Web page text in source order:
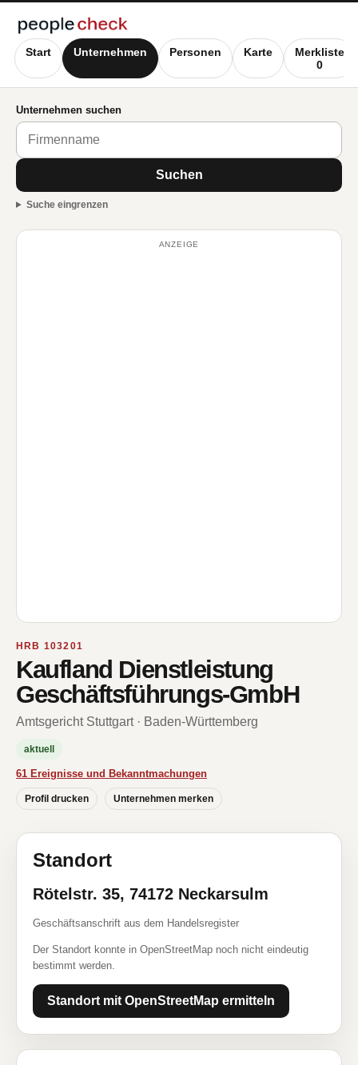
Start Unternehmen Personen Karte
Merkliste
0
Unternehmen suchen
Suchen
Suche eingrenzen
ANZEIGE
HRB 103201
Kaufland Dienstleistung
Geschäftsführungs-GmbH
Amtsgericht Stuttgart · Baden-Württemberg
aktuell
61 Ereignisse und Bekanntmachungen
Profil drucken Unternehmen merken
Standort
Rötelstr. 35, 74172 Neckarsulm
Geschäftsanschrift aus dem Handelsregister
Der Standort konnte in OpenStreetMap noch nicht eindeutig
bestimmt werden.
Standort mit OpenStreetMap ermitteln